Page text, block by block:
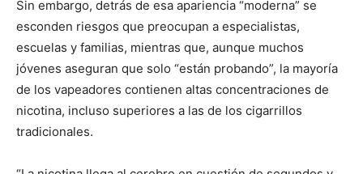
Sin embargo, detrás de esa apariencia “moderna” se
esconden riesgos que preocupan a especialistas,
escuelas y familias, mientras que, aunque muchos
jóvenes aseguran que solo “están probando”, la mayoría
de los vapeadores contienen altas concentraciones de
nicotina, incluso superiores a las de los cigarrillos
tradicionales.